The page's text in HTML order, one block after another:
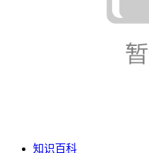
知识百科